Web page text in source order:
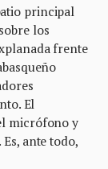
principal
los
frente
El
micrófono y
ante todo,